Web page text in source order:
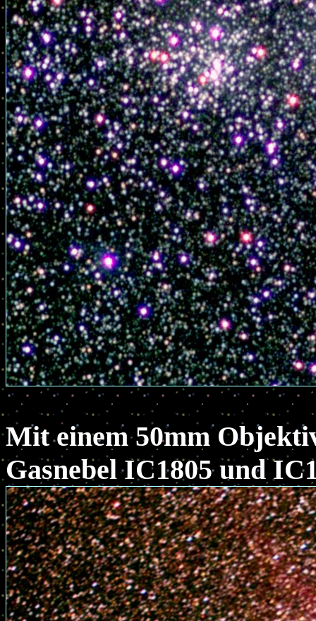
Mit einem 50mm
Gasnebel IC1805 und